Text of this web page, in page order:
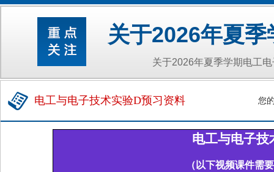
关于2026年夏
关于2026年夏季学期电工
您
电工与电子技术实验D预习资料
电工与电子技
（ 以下视频课件需